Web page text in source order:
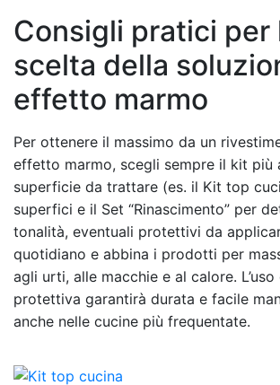
Consigli pratici per
scelta della
effetto marmo
Per ottenere il massimo da un
effetto marmo, scegli sempre il kit più
superficie da trattare (es. il Kit top
superfici e il Set “Rinascimento” per
tonalità, eventuali protettivi da
quotidiano e abbina i prodotti per
agli urti, alle macchie e al calore.
protettiva garantirà durata e facile
anche nelle cucine più frequentate.